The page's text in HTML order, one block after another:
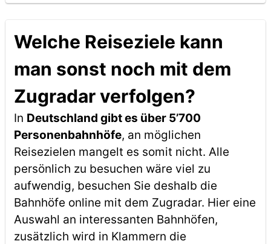
Welche Reiseziele kann
man sonst noch mit dem
Zugradar verfolgen?
In Deutschland gibt es über 5’700
Personenbahnhöfe, an möglichen
Reisezielen mangelt es somit nicht. Alle
persönlich zu besuchen wäre viel zu
aufwendig, besuchen Sie deshalb die
Bahnhöfe online mit dem Zugradar. Hier eine
Auswahl an interessanten Bahnhöfen,
zusätzlich wird in Klammern die